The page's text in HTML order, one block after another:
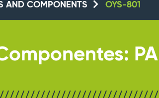
AND COMPONENTS OYS-801